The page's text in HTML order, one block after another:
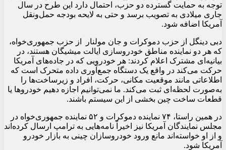
توجه به حمایت گسترده دو حزب، احتمال دارد این طرح در سال
جاری میلادی به تصویب برسد و حتی به لایحه بودجه حمل‌ونقل
آمریکا اضافه شود.
دبی دینگل از حزب دموکرات و جان مولنار از حزب جمهوری‌خواه،
که هر دو نماینده مناطق خودروسازی ایالت میشیگان هستند، در
بیانیه‌ای مشترک اعلام کردند: هر خودرویی که در جاده‌های آمریکا
حرکت می‌کند در واقع یک دستگاه جمع‌آوری داده متحرک است که
اطلاعاتی مانند موقعیت مکانی، حرکت، افراد و زیرساخت‌ها را
به‌صورت لحظه‌ای ثبت می‌کند. ما نمی‌توانیم اجازه دهیم خودروها یا
قطعات ساخت چین بخشی از این سیستم باشند.
در همین راستا، ۷۴ نماینده دموکرات و ۵۲ نماینده جمهوری‌خواه در
مجلس نمایندگان آمریکا نیز اخیراً نامه‌هایی به ترامپ ارسال کرده‌اند
و از او خواسته‌اند مانع ورود خودروسازان چینی به بازار خودرو
آمریکا شود.